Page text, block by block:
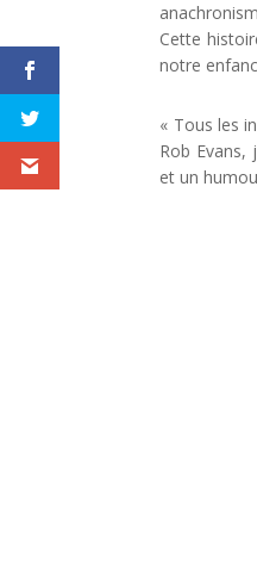
Cette
notre
« Tous les
Rob Evans,
et un